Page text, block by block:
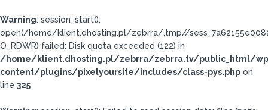
Warning: session_start():
open(/home/klient.dhosting.pl/zebrra/.tmp//
O_RDWR) failed: Disk quota exceeded (122) in
/home/klient.dhosting.pl/zebrra/zebrra.tv/public_html/
content/plugins/pixelyoursite/includes/class-pys.php on
line 325